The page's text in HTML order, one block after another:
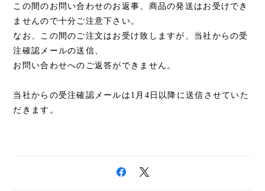
この間のお問い合わせのお返事、商品の発送はお受けでき
ませんので十分ご注意下さい。
なお、この間のご注文はお受け致しますが、当社からの受
注確認メールの送信、
お問い合わせへのご返答ができません。
当社からの受注確認メールは1月4日以降に送信させていた
だきます。